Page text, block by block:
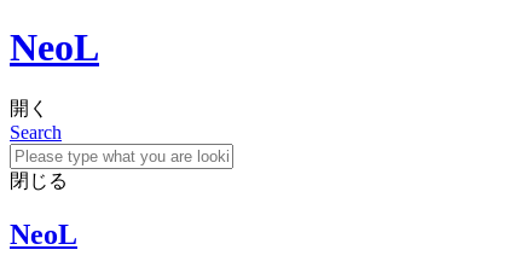
NeoL
開く
Search
閉じる
NeoL